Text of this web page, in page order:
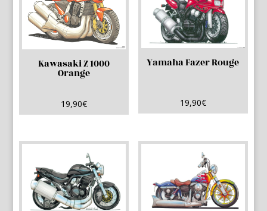
Kawasaki Z 1000
Orange
19,90€
Yamaha Fazer Rouge
19,90€